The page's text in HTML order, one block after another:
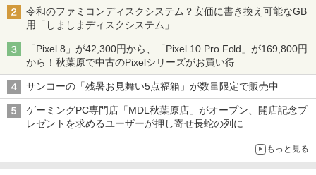
令和のファミコンディスクシステム？安価に書き換え可能なGB
用「しましまディスクシステム」
「Pixel 8」が42,300円から、「Pixel 10 Pro Fold」が169,800円
から！秋葉原で中古のPixelシリーズがお買い得
サンコーの「残暑お見舞い5点福箱」が数量限定で販売中
ゲーミングPC専門店「MDL秋葉原店」がオープン、開店記念プ
レゼントを求めるユーザーが押し寄せ長蛇の列に
もっと見る